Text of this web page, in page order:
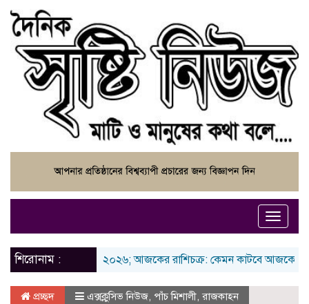
Toggle
শিরোনাম :
রবিবার ৯ আগস্ট ২০২৬; আজকের রাশিচক্র: কেমন কাটবে আজকের দিনটি
প্রচ্ছদ এক্সক্লুসিভ নিউজ, পাঁচ মিশালী, রাজকাহন